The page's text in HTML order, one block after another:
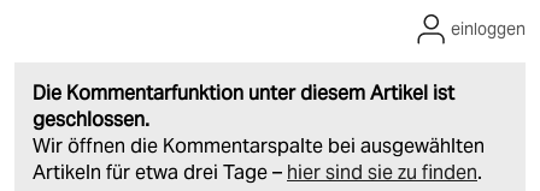
Die Kommentarfunktion unter diesem Artikel ist
geschlossen.
Wir öffnen die Kommentarspalte bei ausgewählten
Artikeln für etwa drei Tage – hier sind sie zu finden.
einloggen